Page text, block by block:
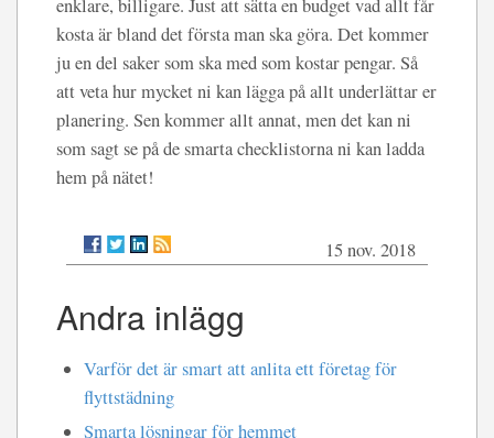
enklare, billigare. Just att sätta en budget vad allt får
kosta är bland det första man ska göra. Det kommer
ju en del saker som ska med som kostar pengar. Så
att veta hur mycket ni kan lägga på allt underlättar er
planering. Sen kommer allt annat, men det kan ni
som sagt se på de smarta checklistorna ni kan ladda
hem på nätet!
15 nov. 2018
Andra inlägg
Varför det är smart att anlita ett företag för
flyttstädning
Smarta lösningar för hemmet